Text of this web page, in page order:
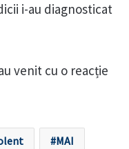
i-au diagnosticat
venit cu o reacție
MAI